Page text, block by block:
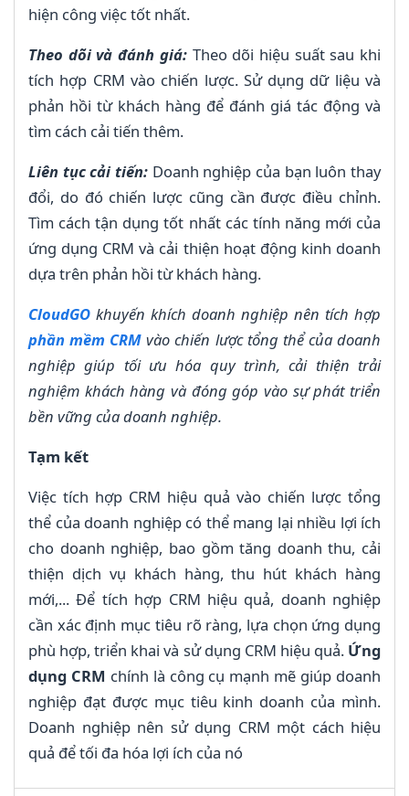
hiện công việc tốt nhất.
Theo dõi và đánh giá:Theo dõi hiệu suất sau khi
tích hợp CRM vào chiến lược. Sử dụng dữ liệu và
phản hồi từ khách hàng để đánh giá tác động và
tìm cách cải tiến thêm.
Liên tục cải tiến: Doanh nghiệp của bạn luôn thay
đổi, do đó chiến lược cũng cần được điều chỉnh.
Tìm cách tận dụng tốt nhất các tính năng mới của
ứng dụng CRM và cải thiện hoạt động kinh doanh
dựa trên phản hồi từ khách hàng.
CloudGO khuyến khích doanh nghiệp nên tích hợp
phần mềm CRM vào chiến lược tổng thể của doanh
nghiệp giúp tối ưu hóa quy trình, cải thiện trải
nghiệm khách hàng và đóng góp vào sự phát triển
bền vững của doanh nghiệp.
Tạm kết
Việc tích hợp CRM hiệu quả vào chiến lược tổng
thể của doanh nghiệp có thể mang lại nhiều lợi ích
cho doanh nghiệp, bao gồm tăng doanh thu, cải
thiện dịch vụ khách hàng, thu hút khách hàng
mới,... Để tích hợp CRM hiệu quả, doanh nghiệp
cần xác định mục tiêu rõ ràng, lựa chọn ứng dụng
phù hợp, triển khai và sử dụng CRM hiệu quả. Ứng
dụng CRM chính là công cụ mạnh mẽ giúp doanh
nghiệp đạt được mục tiêu kinh doanh của mình.
Doanh nghiệp nên sử dụng CRM một cách hiệu
quả để tối đa hóa lợi ích của nó